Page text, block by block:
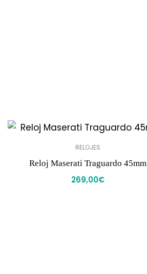
RELOJES
Reloj Maserati Traguardo 45mm
269,00€